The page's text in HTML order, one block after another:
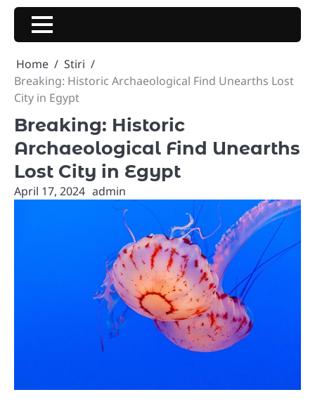
Skip
content
Home
Stiri
Breaking: Historic Archaeological Find Unearths Lost
City in Egypt
Breaking: Historic
Archaeological Find Unearths
Lost City in Egypt
April 17, 2024 admin